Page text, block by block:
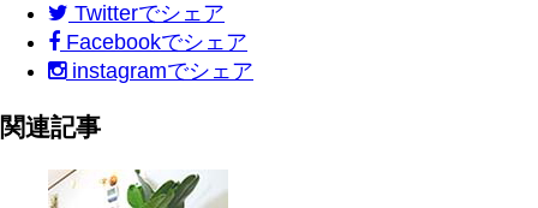
Twitterでシェア
Facebookでシェア
instagramでシェア
関連記事